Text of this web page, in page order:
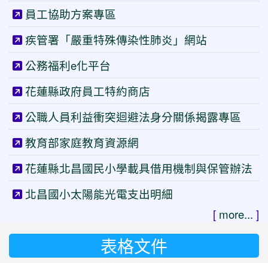
員工協助方案專區
疾管署「嚴重特殊傳染性肺炎」網站
公務福利e化平台
花蓮縣政府員工特約商店
公職人員利益衝突迴避法身分關係揭露專區
教育部家庭教育資源網
花蓮縣北昌國民小學載具借用機制與保管辦法
北昌國小太陽能光電支出明細
[ more... ]
表格文件